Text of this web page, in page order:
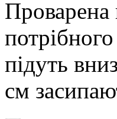
Проварена
підуть
см